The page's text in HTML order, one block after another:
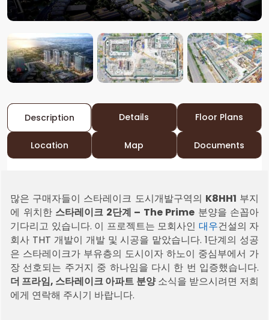
Description Details Floor Plans
Location Map Documents
많은 구매자들이 스타레이크 도시개발구역의 K8HH1 부지
에 위치한 스타레이크 2단계 – The Prime 분양을 손꼽아
기다리고 있습니다. 이 프로젝트는 모회사인 대우건설의 자
회사 THT 개발이 개발 및 시공을 맡았습니다. 1단계의 성공
은 스타레이크가 부유층의 도시이자 하노이 중심부에서 가
장 선호되는 주거지 중 하나임을 다시 한 번 입증했습니다.
더 프라임, 스타레이크 아파트 분양소식을 받으시려면 저희
에게 연락해 주시기 바랍니다.